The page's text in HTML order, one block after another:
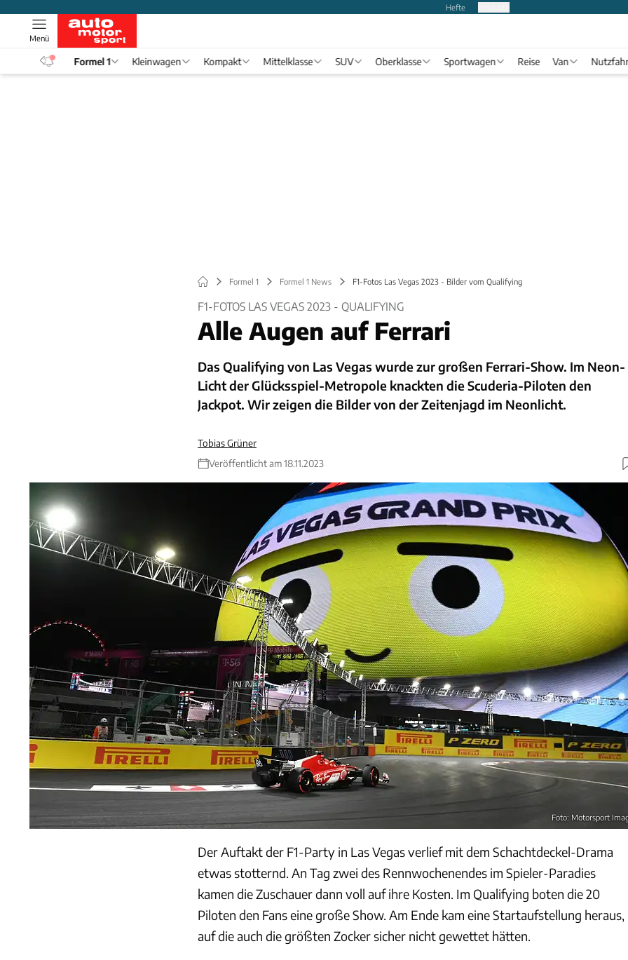
Hefte
Menü
Formel 1 Kleinwagen Kompakt Mittelklasse SUV Oberklasse Sportwagen Reise Van
Formel 1 Formel 1 News F1-Fotos Las Vegas 2023 - Bilder vom Qualifying
F1-FOTOS LAS VEGAS 2023 - QUALIFYING
Alle Augen auf Ferrari
Das Qualifying von Las Vegas wurde zur großen Ferrari-Show. Im Neon-
Licht der Glücksspiel-Metropole knackten die Scuderia-Piloten den
Jackpot. Wir zeigen die Bilder von der Zeitenjagd im Neonlicht.
Tobias Grüner
Veröffentlicht am 18.11.2023
Foto: Motorsport
Der Auftakt der F1-Party in Las Vegas verlief mit dem Schachtdeckel-Drama
etwas stotternd. An Tag zwei des Rennwochenendes im Spieler-Paradies
kamen die Zuschauer dann voll auf ihre Kosten. Im Qualifying boten die 20
Piloten den Fans eine große Show. Am Ende kam eine Startaufstellung heraus,
auf die auch die größten Zocker sicher nicht gewettet hätten.